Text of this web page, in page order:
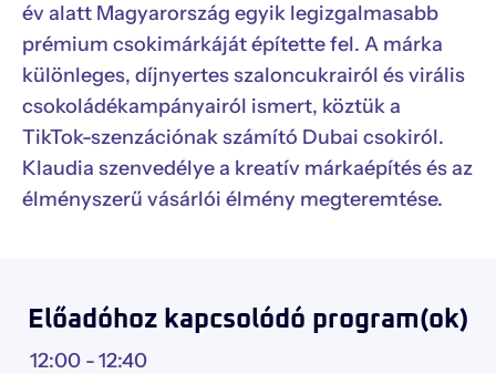
év alatt Magyarország egyik legizgalmasabb
prémium csokimárkáját építette fel. A márka
különleges, díjnyertes szaloncukrairól és virális
csokoládékampányairól ismert, köztük a
TikTok-szenzációnak számító Dubai csokiról.
Klaudia szenvedélye a kreatív márkaépítés és az
élményszerű vásárlói élmény megteremtése.
Előadóhoz kapcsolódó program(ok)
12:00 -12:40